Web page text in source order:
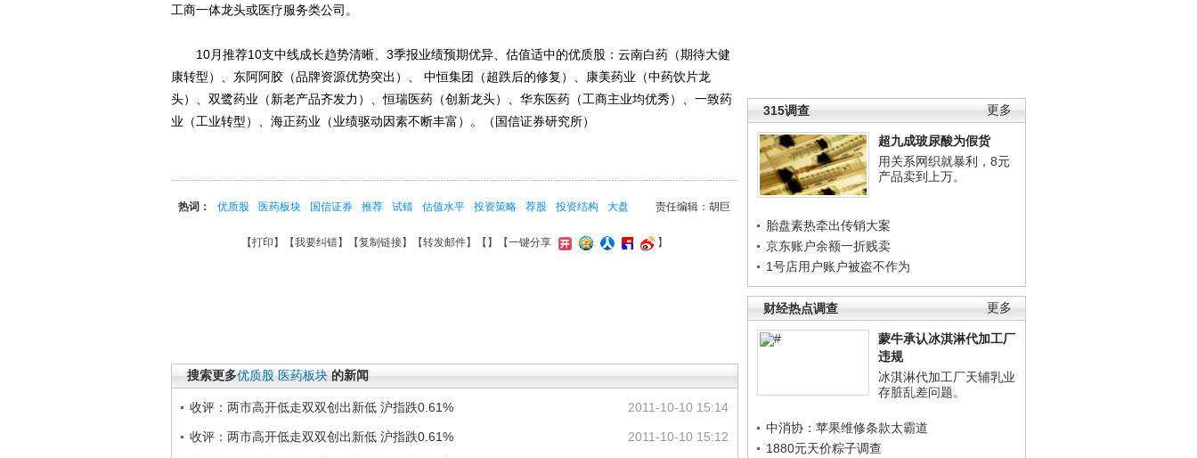
更多
315调查
超九成玻尿酸为假货
用关系网织就暴利，8元
产品卖到上万。
胎盘素热牵出传销大案
京东账户余额一折贱卖
1号店用户账户被盗不作为
更多
财经热点调查
蒙牛承认冰淇淋代加工厂
违规
冰淇淋代加工厂天辅乳业
存脏乱差问题。
中消协：苹果维修条款太霸道
1880元天价粽子调查
工商一体龙头或医疗服务类公司。
10月推荐10支中线成长趋势清晰、3季报业绩预期优异、估值适中的优质股：云南白药（期待大健
康转型）、东阿阿胶（品牌资源优势突出）、 中恒集团（超跌后的修复）、康美药业（中药饮片龙
头）、双鹭药业（新老产品齐发力）、恒瑞医药（创新龙头）、华东医药（工商主业均优秀）、一致药
业（工业转型）、海正药业（业绩驱动因素不断丰富）。（国信证券研究所）
责任编辑：胡巨
热词： 优质股 医药板块 国信证券 推荐 试错 估值水平 投资策略 荐股 投资结构 大盘
【打印 】【我要纠错】【复制链接】【转发邮件】【 】 【一键分享 】
搜索更多优质股 医药板块 的新闻
2011-10-10 15:14
收评：两市高开低走双双创出新低 沪指跌0.61%
2011-10-10 15:12
收评：两市高开低走双双创出新低 沪指跌0.61%